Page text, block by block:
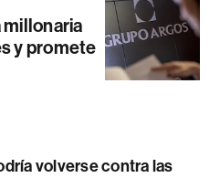
millonaria
y promete
volverse contra las